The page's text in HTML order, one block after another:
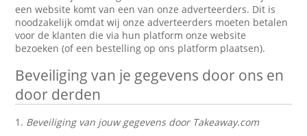
een website komt van een van onze adverteerders. Dit is
noodzakelijk omdat wij onze adverteerders moeten betalen
voor de klanten die via hun platform onze website
bezoeken (of een bestelling op ons platform plaatsen).
Beveiliging van je gegevens door ons en
door derden
1. Beveiliging van jouw gegevens door Takeaway.com